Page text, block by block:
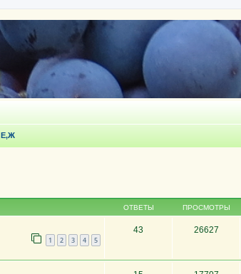
Е,Ж
ОТВЕТЫ ПРОСМОТРЫ
1 2 3 4 5
43 26627